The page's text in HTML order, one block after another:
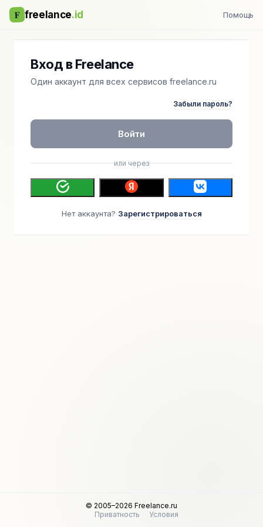
F freelance.id Помощь
Вход в Freelance
Один аккаунт для всех сервисов freelance.ru
Забыли пароль?
Войти
или через
Нет аккаунта? Зарегистрироваться
© 2005–2026 Freelance.ru
Приватность
Условия